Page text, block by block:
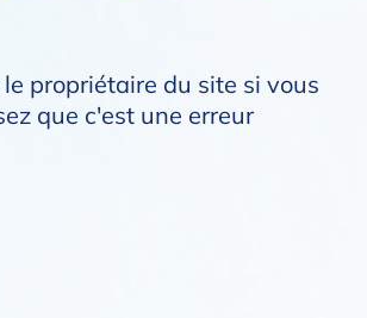
propriétaire du site si vous
que c'est une erreur